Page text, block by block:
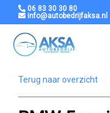
06 83 30 30 80
info@autobedrijfaksa.nl
Terug naar overzicht